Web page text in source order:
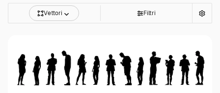
Vettori Filtri